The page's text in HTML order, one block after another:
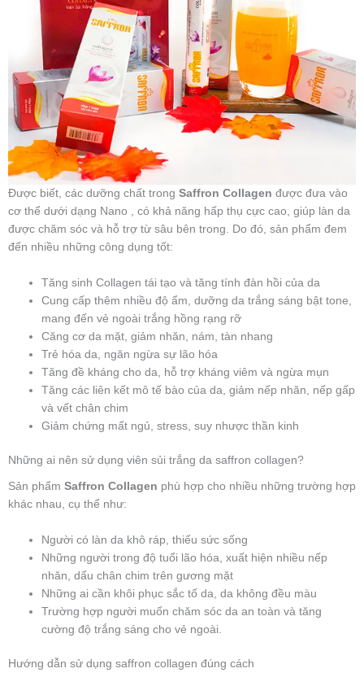
Được biết, các dưỡng chất trong Saffron Collagen được đưa vào
cơ thể dưới dạng Nano , có khả năng hấp thụ cực cao, giúp làn da
được chăm sóc và hỗ trợ từ sâu bên trong. Do đó, sản phẩm đem
đến nhiều những công dụng tốt:
Tăng sinh Collagen tái tạo và tăng tính đàn hồi của da
Cung cấp thêm nhiều độ ẩm, dưỡng da trắng sáng bật tone,
mang đến vẻ ngoài trắng hồng rạng rỡ
Căng cơ da mặt, giảm nhăn, nám, tàn nhang
Trẻ hóa da, ngăn ngừa sự lão hóa
Tăng đề kháng cho da, hỗ trợ kháng viêm và ngừa mụn
Tăng các liên kết mô tế bào của da, giảm nếp nhăn, nếp gấp
và vết chân chim
Giảm chứng mất ngủ, stress, suy nhược thần kinh
Những ai nên sử dụng viên sủi trắng da saffron collagen?
Sản phẩm Saffron Collagen phù hợp cho nhiều những trường hợp
khác nhau, cụ thể như:
Người có làn da khô ráp, thiếu sức sống
Những người trong độ tuổi lão hóa, xuất hiện nhiều nếp
nhăn, dấu chân chim trên gương mặt
Những ai cần khôi phục sắc tố da, da không đều màu
Trường hợp người muốn chăm sóc da an toàn và tăng
cường độ trắng sáng cho vẻ ngoài.
Hướng dẫn sử dụng saffron collagen đúng cách